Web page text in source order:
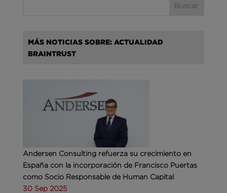
MÁS NOTICIAS SOBRE: ACTUALIDAD
BRAINTRUST
Andersen Consulting refuerza su crecimiento en
España con la incorporación de Francisco Puertas
como Socio Responsable de Human Capital
30 Sep 2025